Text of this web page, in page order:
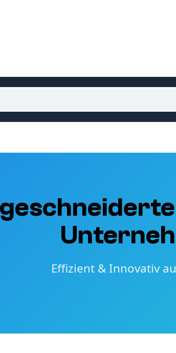
Effizient & Innovativ